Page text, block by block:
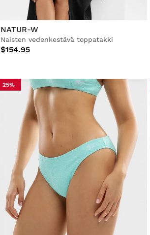
NATUR-W
Naisten vedenkestävä toppatakki
$154.95
25%